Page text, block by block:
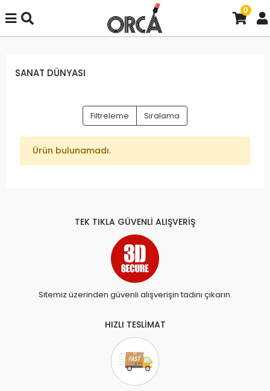
0
SANAT DÜNYASI
Filtreleme Sıralama
Ürün bulunamadı.
TEK TIKLA GÜVENLİ ALIŞVERİŞ
Sitemiz üzerinden güvenli alışverişin tadını çıkarın.
HIZLI TESLİMAT